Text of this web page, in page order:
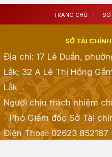
TRANG CHỦ SƠ
SỞ TÀI
Địa chỉ: 17 Lê Duẩn,
Lắk; 32 A Lê Thị Hồng
Lắk
Người chịu trách nhiệm
- Phó Giám đốc Sở Tài
Điện Thoại: 02623